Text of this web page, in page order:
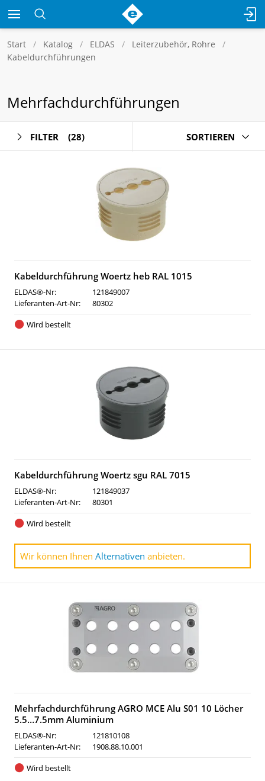
Start Katalog ELDAS
Leiterzubehör, Rohre
Kabeldurchführungen
Mehrfachdurchführungen
FILTER (28) SORTIEREN
Kabeldurchführung Woertz heb RAL 1015
ELDAS®-Nr:
121849007
Lieferanten-Art-Nr:
80302
Wird bestellt
Kabeldurchführung Woertz sgu RAL 7015
ELDAS®-Nr:
121849037
Lieferanten-Art-Nr:
80301
Wird bestellt
Wir können Ihnen Alternativen anbieten.
Mehrfachdurchführung AGRO MCE Alu S01 10 Löcher
5.5…7.5mm Aluminium
ELDAS®-Nr:
121810108
Lieferanten-Art-Nr:
1908.88.10.001
Wird bestellt